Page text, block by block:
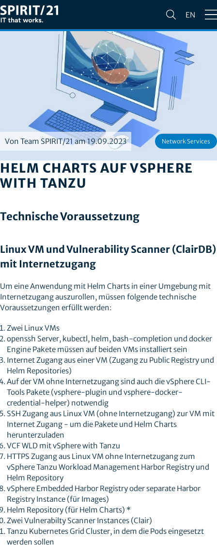
EN
Von Team SPIRIT/21 am 19.09.2023 Network Services
HELM CHARTS AUF VSPHERE
WITH TANZU
Technische Voraussetzung
Linux VM und Vulnerability Scanner (ClairDB)
mit Internetzugang
Um eine Anwendung mit Helm Charts in einer Umgebung mit
Internetzugang auszurollen, müssen folgende technische
Voraussetzungen erfüllt werden:
Zwei Linux VMs
openssh Server, kubectl, helm, bash-completion und docker
Engine Pakete müssen auf beiden VMs installiert sein
Internet Zugang aus einer VM (Zugang zu Public Registry und
Helm Repositories)
Auf der VM ohne Internetzugang sind auch die vSphere CLI-
Tools Pakete (vsphere-plugin und vsphere-docker-
credential-helper) notwendig
SSH Zugang aus Linux VM (ohne Internetzugang) zur VM mit
Internet Zugang - um die Pakete und Helm Charts
herunterzuladen
VCF WLD mit vSphere with Tanzu
HTTPS Zugang aus Linux VM ohne Internetzugang zum
vSphere Tanzu Workload Management Harbor Registry und
Helm Repository
vSphere Embedded Harbor Registry oder separate Harbor
Registry Instance (für Images)
Helm Repository (für Helm Charts) *
Zwei Vulnerabilty Scanner Instances (Clair)
Tanzu Kubernetes Grid Cluster, in dem die Pods eingesetzt
werden sollen